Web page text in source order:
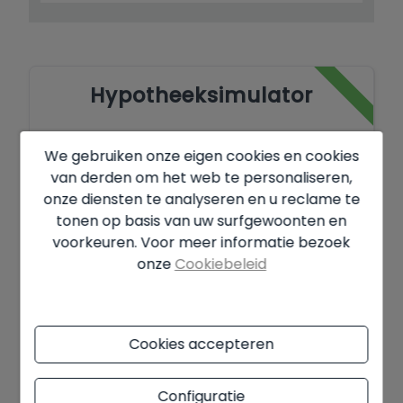
Hypotheeksimulator
Te financieren bedrag
€
Looptijd
We gebruiken onze eigen cookies en cookies
van derden om het web te personaliseren,
onze diensten te analyseren en u reclame te
tonen op basis van uw surfgewoonten en
voorkeuren. Voor meer informatie bezoek
onze Cookiebeleid
Cookies accepteren
Configuratie